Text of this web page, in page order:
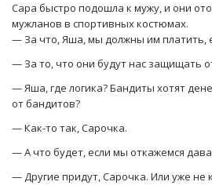
Сара быстро подошла к мужу, и они
мужланов в спортивных костюмах.
— За что, Яша, мы должны им платить,
— За то, что они будут нас защищать
— Яша, где логика? Бандиты хотят
от бандитов?
— Как-то так, Сарочка.
— А что будет, если мы откажемся
— Другие придут, Сарочка. Или уже не